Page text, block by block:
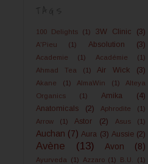
100 Delights (1) 3W Clinic (3)
A'Pieu (1) Absolution (3)
Academie (1) Académie
(1)
Ahmad Tea
(1) Air Wick (3)
Akane (1) AlmaWin (1)
Alteya
Organics
(1) Amika
(4)
Anatomicals
(2) Aphrodite
(1)
Arrow
(1) Astor (2) Asus (1)
Auchan (7) Aura (3) Aussie (2)
Avène (13) Avon (8)
Ayurveda (1) Azzaro (1) B.U. (1)